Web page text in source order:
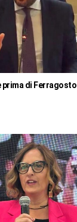
di Ferragosto